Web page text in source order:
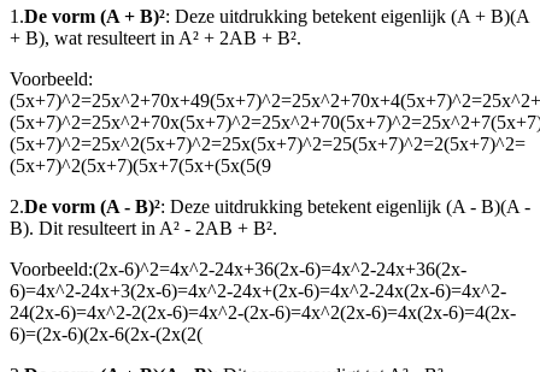
1.De vorm (A + B)²: Deze uitdrukking betekent eigenlijk (A + B)(A
+ B), wat resulteert in A² + 2AB + B².
Voorbeeld:
(5x+7)^2=25x^2(5x+7)^2=25x(5x+7)^2=25(5x+7)^2=2(5x+7)^2=
(5x+7)^2(5x+7)(5x+7(5x+(5x(5(9
2.De vorm (A - B)²: Deze uitdrukking betekent eigenlijk (A - B)(A -
B). Dit resulteert in A² - 2AB + B².
Voorbeeld:(2x-6)^2=4x^2-24x+36(2x-6)=4x^2-24x+36(2x-
6)=4x^2-24x+3(2x-6)=4x^2-24x+(2x-6)=4x^2-24x(2x-6)=4x^2-
24(2x-6)=4x^2-2(2x-6)=4x^2-(2x-6)=4x^2(2x-6)=4x(2x-6)=4(2x-
6)=(2x-6)(2x-6(2x-(2x(2(